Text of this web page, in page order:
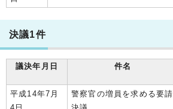
決議1件
議決年月日 件名
平成14年7月
警察官の増員を求める要請